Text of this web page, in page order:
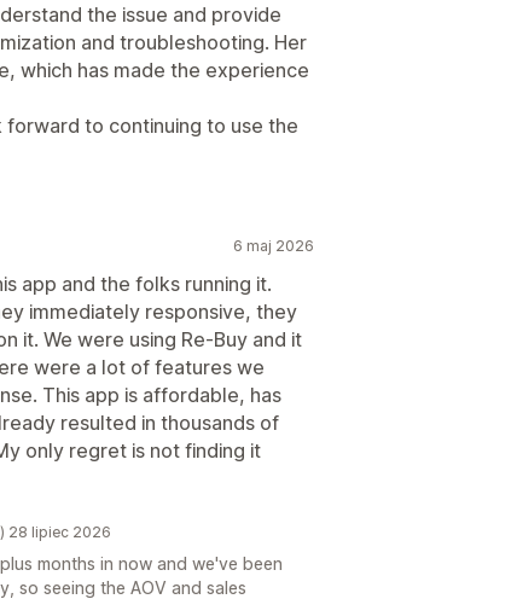
the issue and provide
and troubleshooting. Her
which has made the experience
to continuing to use the
6 maj 2026
app and the folks running it.
immediately responsive, they
it. We were using Re-Buy and it
were a lot of features we
This app is affordable, has
resulted in thousands of
only regret is not finding it
28 lipiec 2026
months in now and we've been
so seeing the AOV and sales